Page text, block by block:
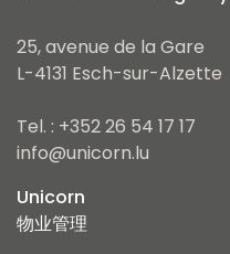
25, avenue de la Gare
L-4131 Esch-sur-Alzette
Tel. : +352 26 54 17 17
info@unicorn.lu
Unicorn
物业管理